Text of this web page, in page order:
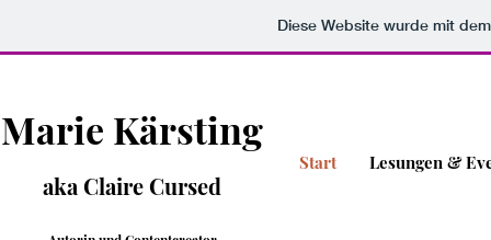
Diese Website wurde mit
Start Lesungen &
Marie Kärsting
aka Claire Cursed